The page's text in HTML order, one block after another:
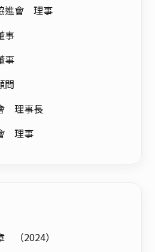
進會 理事
事
事
問
理事長
理事
（2024）